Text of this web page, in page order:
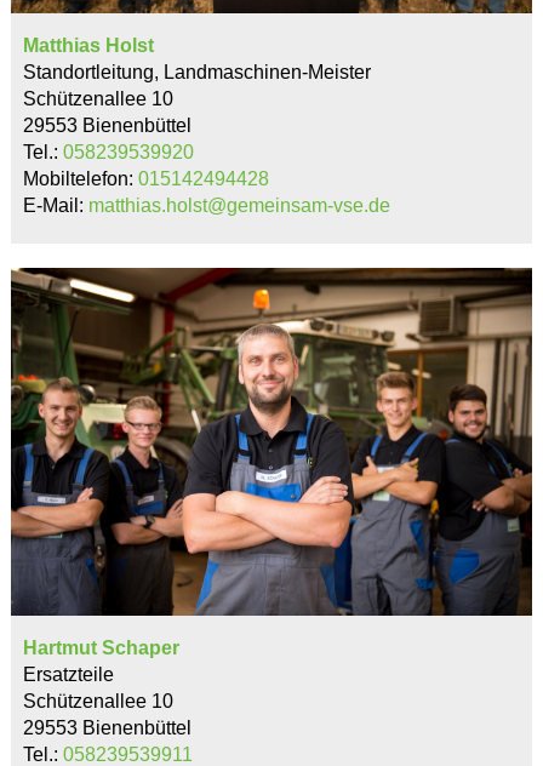
Matthias Holst
Standortleitung, Landmaschinen-Meister
Schützenallee 10
29553 Bienenbüttel
Tel.: 058239539920
Mobiltelefon: 015142494428
E-Mail: matthias.holst@gemeinsam-vse.de
Hartmut Schaper
Ersatzteile
Schützenallee 10
29553 Bienenbüttel
Tel.: 058239539911